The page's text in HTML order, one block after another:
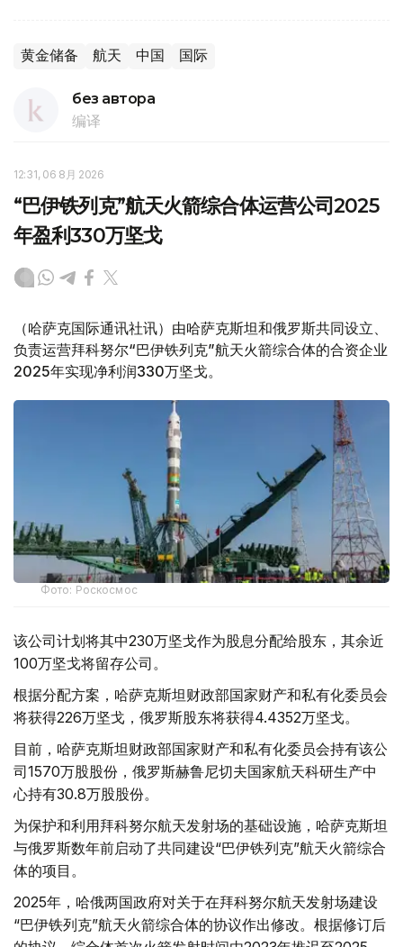
黄金储备 航天 中国 国际
без автора
编译
12:31, 06 8月 2026
“巴伊铁列克”航天火箭综合体运营公司2025
年盈利330万坚戈
（哈萨克国际通讯社讯）由哈萨克斯坦和俄罗斯共同设立、
负责运营拜科努尔“巴伊铁列克”航天火箭综合体的合资企业
2025年实现净利润330万坚戈。
Фото: Роскосмос
该公司计划将其中230万坚戈作为股息分配给股东，其余近
100万坚戈将留存公司。
根据分配方案，哈萨克斯坦财政部国家财产和私有化委员会
将获得226万坚戈，俄罗斯股东将获得4.4352万坚戈。
目前，哈萨克斯坦财政部国家财产和私有化委员会持有该公
司1570万股股份，俄罗斯赫鲁尼切夫国家航天科研生产中
心持有30.8万股股份。
为保护和利用拜科努尔航天发射场的基础设施，哈萨克斯坦
与俄罗斯数年前启动了共同建设“巴伊铁列克”航天火箭综合
体的项目。
2025年，哈俄两国政府对关于在拜科努尔航天发射场建设
“巴伊铁列克”航天火箭综合体的协议作出修改。根据修订后